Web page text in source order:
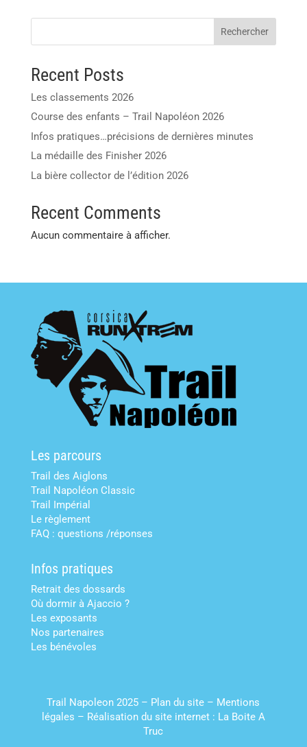
Rechercher
Recent Posts
Les classements 2026
Course des enfants – Trail Napoléon 2026
Infos pratiques…précisions de dernières minutes
La médaille des Finisher 2026
La bière collector de l’édition 2026
Recent Comments
Aucun commentaire à afficher.
Les parcours
Trail des Aiglons
Trail Napoléon Classic
Trail Impérial
Le règlement
FAQ : questions /réponses
Infos pratiques
Retrait des dossards
Où dormir à Ajaccio ?
Les exposants
Nos partenaires
Les bénévoles
Trail Napoleon 2025 – Plan du site – Mentions
légales – Réalisation du site internet : La Boite A
Truc